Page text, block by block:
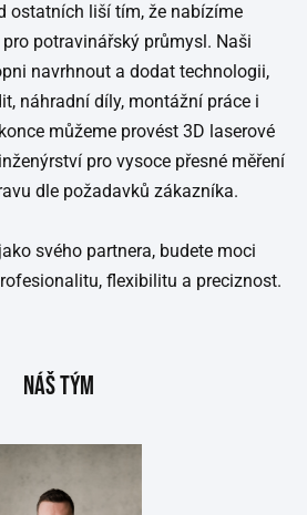
ostatních liší tím, že nabízíme
potravinářský průmysl. Naši
navrhnout a dodat technologii,
náhradní díly, montážní práce i
můžeme provést 3D laserové
pro vysoce přesné měření
dle požadavků zákazníka.
svého partnera, budete moci
flexibilitu a preciznost.
NÁŠ TÝM